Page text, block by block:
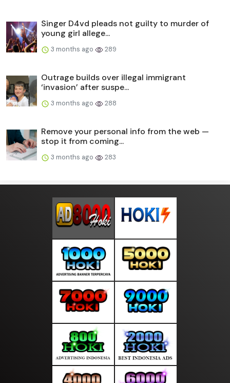
Singer D4vd pleads not guilty to murder of
young girl allege...
3 months ago 289
Outrage builds over illegal immigrant
‘invasion’ after suspe...
3 months ago 288
Remove your personal info from the web —
stop it from coming...
3 months ago 283